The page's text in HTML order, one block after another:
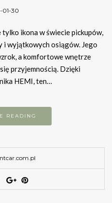
01-30
ikona w świecie pickupów,
i wyjątkowych osiągów. Jego
a komfortowe wnętrze
przyjemnością. Dzięki
HEMI, ten…
READING